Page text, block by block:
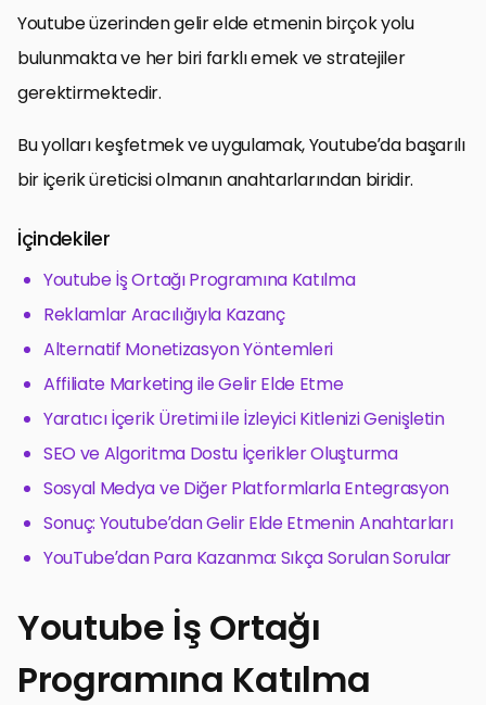
Youtube üzerinden gelir elde etmenin birçok yolu
bulunmakta ve her biri farklı emek ve stratejiler
gerektirmektedir.
Bu yolları keşfetmek ve uygulamak, Youtube’da başarılı
bir içerik üreticisi olmanın anahtarlarından biridir.
İçindekiler
Youtube İş Ortağı Programına Katılma
Reklamlar Aracılığıyla Kazanç
Alternatif Monetizasyon Yöntemleri
Affiliate Marketing ile Gelir Elde Etme
Yaratıcı İçerik Üretimi ile İzleyici Kitlenizi Genişletin
SEO ve Algoritma Dostu İçerikler Oluşturma
Sosyal Medya ve Diğer Platformlarla Entegrasyon
Sonuç: Youtube’dan Gelir Elde Etmenin Anahtarları
YouTube’dan Para Kazanma: Sıkça Sorulan Sorular
Youtube İş Ortağı
Programına Katılma